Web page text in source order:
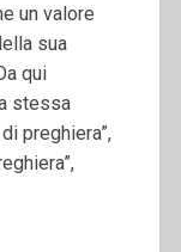
un valore
sua
qui
stessa
preghiera”,